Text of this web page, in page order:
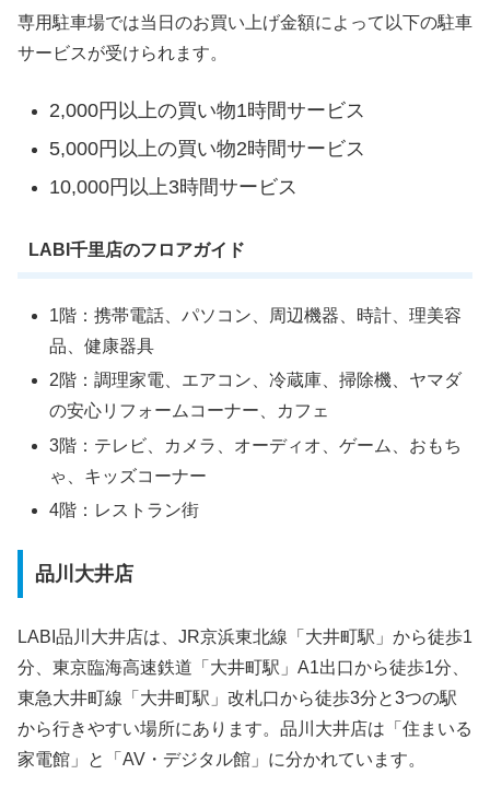
専用駐車場では当日のお買い上げ金額によって以下の駐車
サービスが受けられます。
2,000円以上の買い物1時間サービス
5,000円以上の買い物2時間サービス
10,000円以上3時間サービス
LABI千里店のフロアガイド
1階：携帯電話、パソコン、周辺機器、時計、理美容
品、健康器具
2階：調理家電、エアコン、冷蔵庫、掃除機、ヤマダ
の安心リフォームコーナー、カフェ
3階：テレビ、カメラ、オーディオ、ゲーム、おもち
ゃ、キッズコーナー
4階：レストラン街
品川大井店
LABI品川大井店は、JR京浜東北線「大井町駅」から徒歩1
分、東京臨海高速鉄道「大井町駅」A1出口から徒歩1分、
東急大井町線「大井町駅」改札口から徒歩3分と3つの駅
から行きやすい場所にあります。品川大井店は「住まいる
家電館」と「AV・デジタル館」に分かれています。